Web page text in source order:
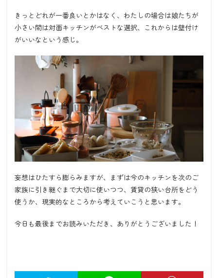
きっとどれが一番良いとかはなく、わたしの場合は娘たちが
小さい間は対面キッチンがベストな選択、これからは壁付け
がいいなという感じ。
妄想はひたすら膨らみますが、まずは今のキッチンを次のご
家族に引き継ぐまで大切に使いつつ、賃貸の狭い台所をどう
使うか、現実的なところから考えていこうと思います。
今日も最後までお読みいただき、ありがとうございました！